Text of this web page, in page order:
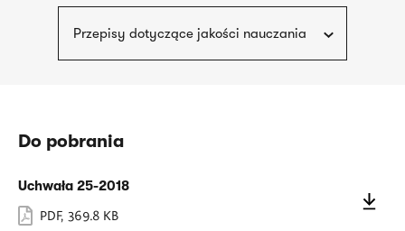
Przepisy dotyczące jakości nauczania
Do pobrania
Uchwała 25-2018
PDF, 369.8 KB